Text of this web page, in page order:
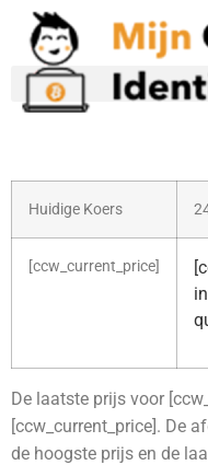
Huidige Koers
[ccw_current_price]
De laatste prijs voor
[ccw_current_price]. De
de hoogste prijs en de